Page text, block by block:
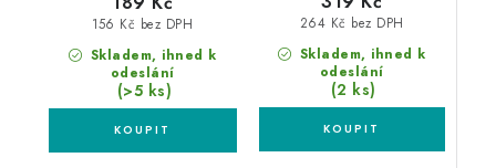
Skladem, ihned k
odeslání
(>5 ks)
156 Kč bez DPH
Skladem, ihned k
odeslání
(2 ks)
264 Kč bez DPH